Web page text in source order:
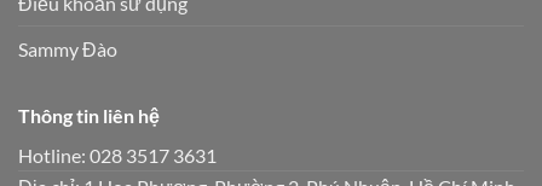
Sammy Đào
Thông tin liên hệ
Hotline: 028 3517 3631